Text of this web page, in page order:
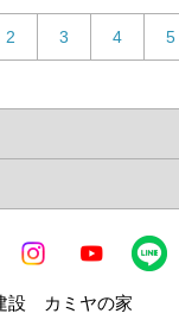
2 3 4 5
設 カミヤの家